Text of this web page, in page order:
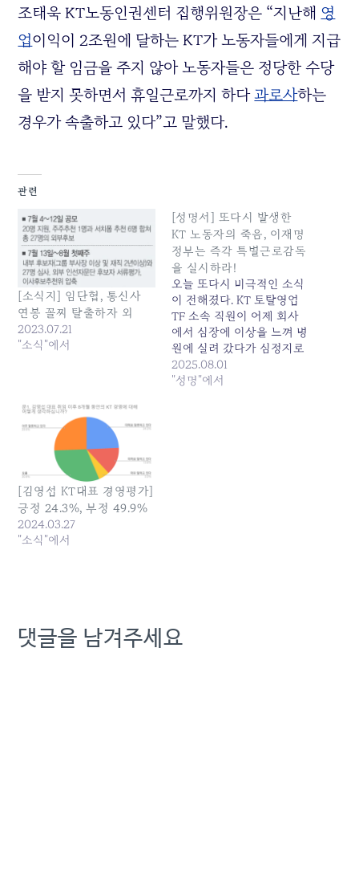
조태욱 KT노동인권센터 집행위원장은 “지난해 영
업이익이 2조원에 달하는 KT가 노동자들에게 지급
해야 할 임금을 주지 않아 노동자들은 정당한 수당
을 받지 못하면서 휴일근로까지 하다과로사하는
경우가 속출하고 있다”고 말했다.
관련
[소식지] 임단협, 통신사
연봉 꼴찌 탈출하자 외
2023.07.21
"소식"에서
[성명서] 또다시 발생한
KT 노동자의 죽음, 이재명
정부는 즉각 특별근로감독
을 실시하라!
오늘 또다시 비극적인 소식
이 전해졌다. KT 토탈영업
TF 소속 직원이 어제 회사
에서 심장에 이상을 느껴 병
원에 실려 갔다가 심정지로
사망하는 참담한 사고가 발
생했다. 이로써 지난해
2025.08.01
"성명"에서
[김영섭 KT대표 경영평가]
긍정 24.3%, 부정 49.9%
2024.03.27
"소식"에서
댓글을 남겨주세요